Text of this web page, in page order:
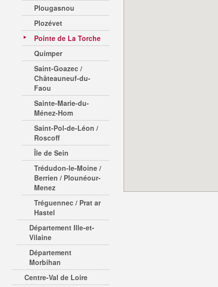
Plougasnou
Plozévet
Pointe de La Torche
Quimper
Saint-Goazec /
Châteauneuf-du-
Faou
Sainte-Marie-du-
Ménez-Hom
Saint-Pol-de-Léon /
Roscoff
Île de Sein
Trédudon-le-Moine /
Berrien / Plounéour-
Menez
Tréguennec / Prat ar
Hastel
Département Ille-et-
Vilaine
Département
Morbihan
Centre-Val de Loire